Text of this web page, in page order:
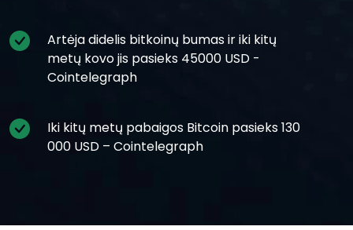
Artėja didelis bitkoinų bumas ir iki kitų
metų kovo jis pasieks 45000 USD -
Cointelegraph
Iki kitų metų pabaigos Bitcoin pasieks 130
000 USD – Cointelegraph